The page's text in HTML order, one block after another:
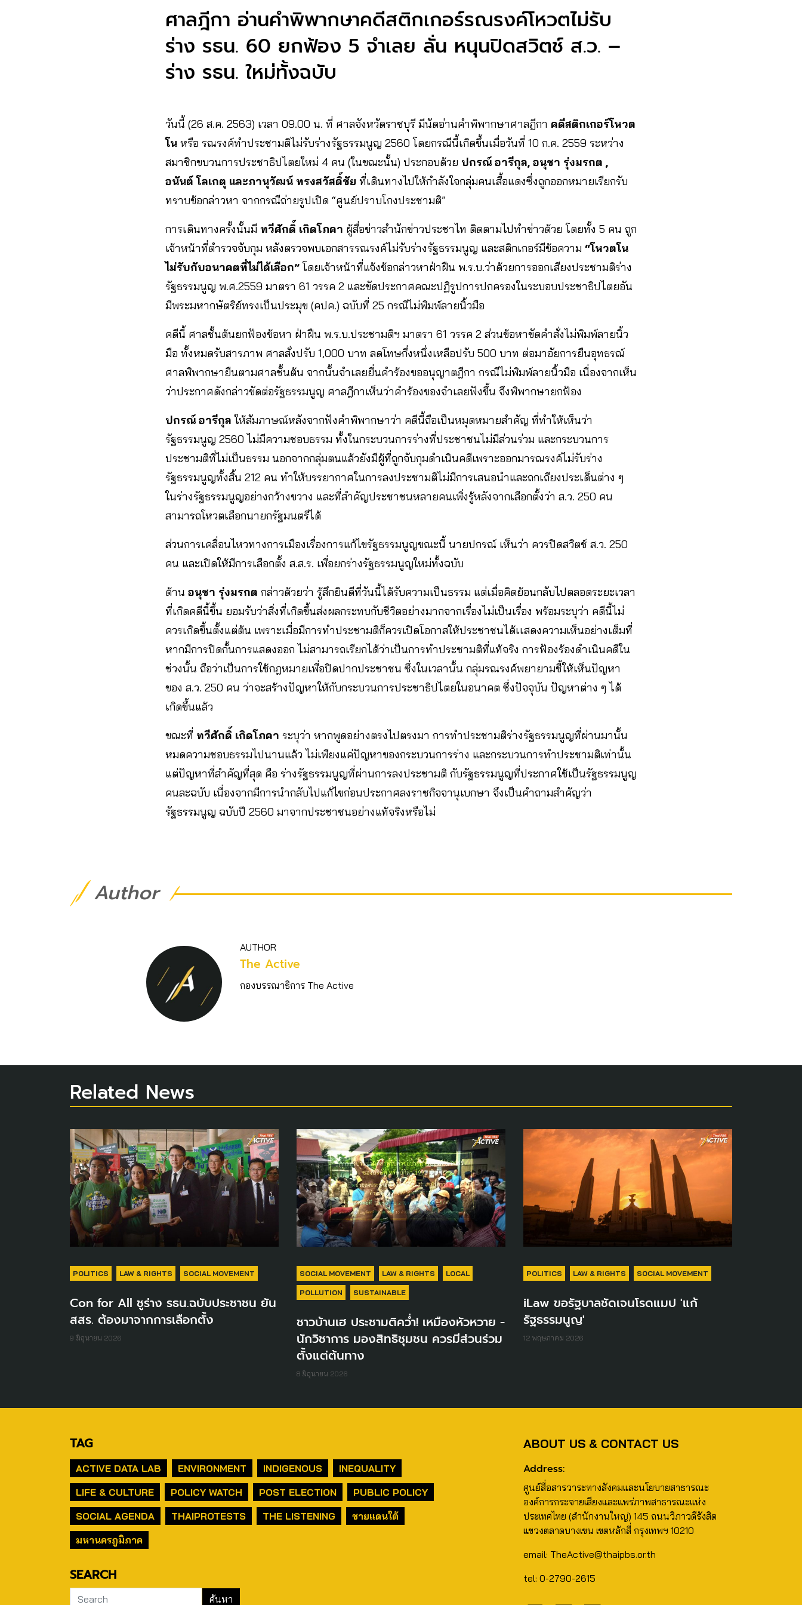
ศาลฎีกา อ่านคำพิพากษาคดีสติกเกอร์รณรงค์โหวตไม่รับ
ร่าง รธน. 60 ยกฟ้อง 5 จำเลย ลั่น หนุนปิดสวิตช์ ส.ว. –
ร่าง รธน. ใหม่ทั้งฉบับ
วันนี้ (26 ส.ค. 2563) เวลา 09.00 น. ที่ ศาลจังหวัดราชบุรี มีนัดอ่านคำพิพากษาศาลฎีกา คดีสติกเกอร์โหวต
โน หรือ รณรงค์ทำประชามติไม่รับร่างรัฐธรรมนูญ 2560 โดยกรณีนี้เกิดขึ้นเมื่อวันที่ 10 ก.ค. 2559 ระหว่าง
สมาชิกขบวนการประชาธิปไตยใหม่ 4 คน (ในขณะนั้น) ประกอบด้วย ปกรณ์ อารีกุล, อนุชา รุ่งมรกต ,
อนันต์ โลเกตุ และภานุวัฒน์ ทรงสวัสดิ์ชัย ที่เดินทางไปให้กำลังใจกลุ่มคนเสื้อแดงซึ่งถูกออกหมายเรียกรับ
ทราบข้อกล่าวหา จากกรณีถ่ายรูปเปิด “ศูนย์ปราบโกงประชามติ”
การเดินทางครั้งนั้นมี ทวีศักดิ์ เกิดโภคา ผู้สื่อข่าวสำนักข่าวประชาไท ติดตามไปทำข่าวด้วย โดยทั้ง 5 คน ถูก
เจ้าหน้าที่ตำรวจจับกุม หลังตรวจพบเอกสารรณรงค์ไม่รับร่างรัฐธรรมนูญ และสติกเกอร์มีข้อความ “โหวตโน
ไม่รับกับอนาคตที่ไม่ได้เลือก”โดยเจ้าหน้าที่แจ้งข้อกล่าวหาฝ่าฝืน พ.ร.บ.ว่าด้วยการออกเสียงประชามติร่าง
รัฐธรรมนูญ พ.ศ.2559 มาตรา 61 วรรค 2 และขัดประกาศคณะปฏิรูปการปกครองในระบอบประชาธิปไตยอัน
มีพระมหากษัตริย์ทรงเป็นประมุข (คปค.) ฉบับที่ 25 กรณีไม่พิมพ์ลายนิ้วมือ
คดีนี้ ศาลชั้นต้นยกฟ้องข้อหา ฝ่าฝืน พ.ร.บ.ประชามติฯ มาตรา 61 วรรค 2 ส่วนข้อหาขัดคำสั่งไม่พิมพ์ลายนิ้ว
มือ ทั้งหมดรับสารภาพ ศาลสั่งปรับ 1,000 บาท ลดโทษกึ่งหนึ่งเหลือปรับ 500 บาท ต่อมาอัยการยืนอุทธรณ์
ศาลพิพากษายืนตามศาลชั้นต้น จากนั้นจำเลยยื่นคำร้องขออนุญาตฎีกา กรณีไม่พิมพ์ลายนิ้วมือ เนื่องจากเห็น
ว่าประกาศดังกล่าวขัดต่อรัฐธรรมนูญ ศาลฎีกาเห็นว่าคำร้องของจำเลยฟังขึ้น จึงพิพากษายกฟ้อง
ปกรณ์ อารีกุล ให้สัมภาษณ์หลังจากฟังคำพิพากษาว่า คดีนี้ถือเป็นหมุดหมายสำคัญ ที่ทำให้เห็นว่า
รัฐธรรมนูญ 2560 ไม่มีความชอบธรรม ทั้งในกระบวนการร่างที่ประชาชนไม่มีส่วนร่วม และกระบวนการ
ประชามติที่ไม่เป็นธรรม นอกจากกลุ่มตนแล้วยังมีผู้ที่ถูกจับกุมดำเนินคดีเพราะออกมารณรงค์ไม่รับร่าง
รัฐธรรมนูญทั้งสิ้น 212 คน ทำให้บรรยากาศในการลงประชามติไม่มีการเสนอนำและถกเถียงประเด็นต่าง ๆ
ในร่างรัฐธรรมนูญอย่างกว้างขวาง และที่สำคัญประชาชนหลายคนเพิ่งรู้หลังจากเลือกตั้งว่า ส.ว. 250 คน
สามารถโหวตเลือกนายกรัฐมนตรีได้
ส่วนการเคลื่อนไหวทางการเมืองเรื่องการแก้ไขรัฐธรรมนูญขณะนี้ นายปกรณ์ เห็นว่า ควรปิดสวิตช์ ส.ว. 250
คน และเปิดให้มีการเลือกตั้ง ส.ส.ร. เพื่อยกร่างรัฐธรรมนูญใหม่ทั้งฉบับ
ด้าน อนุชา รุ่งมรกต กล่าวด้วยว่า รู้สึกยินดีที่วันนี้ได้รับความเป็นธรรม แต่เมื่อคิดย้อนกลับไปตลอดระยะเวลา
ที่เกิดคดีนี้ขึ้น ยอมรับว่าสิ่งที่เกิดขึ้นส่งผลกระทบกับชีวิตอย่างมากจากเรื่องไม่เป็นเรื่อง พร้อมระบุว่า คดีนี้ไม่
ควรเกิดขึ้นตั้งแต่ต้น เพราะเมื่อมีการทำประชามติก็ควรเปิดโอกาสให้ประชาชนได้เเสดงความเห็นอย่างเต็มที่
หากมีการปิดกั้นการแสดงออก ไม่สามารถเรียกได้ว่าเป็นการทำประชามติที่แท้จริง การฟ้องร้องดำเนินคดีใน
ช่วงนั้น ถือว่าเป็นการใช้กฎหมายเพื่อปิดปากประชาชน ซึ่งในเวลานั้น กลุ่มรณรงค์พยายามชี้ให้เห็นปัญหา
ของ ส.ว. 250 คน ว่าจะสร้างปัญหาให้กับกระบวนการประชาธิปไตยในอนาคต ซึ่งปัจจุบัน ปัญหาต่าง ๆ ได้
เกิดขึ้นแล้ว
ขณะที่ ทวีศักดิ์ เกิดโภคา ระบุว่า หากพูดอย่างตรงไปตรงมา การทำประชามติร่างรัฐธรรมนูญที่ผ่านมานั้น
หมดความชอบธรรมไปนานแล้ว ไม่เพียงแค่ปัญหาของกระบวนการร่าง และกระบวนการทำประชามติเท่านั้น
แต่ปัญหาที่สำคัญที่สุด คือ ร่างรัฐธรรมนูญที่ผ่านการลงประชามติ กับรัฐธรรมนูญที่ประกาศใช้เป็นรัฐธรรมนูญ
คนละฉบับ เนื่องจากมีการนำกลับไปแก้ไขก่อนประกาศลงราชกิจจานุเบกษา จึงเป็นคำถามสำคัญว่า
รัฐธรรมนูญ ฉบับปี 2560 มาจากประชาชนอย่างแท้จริงหรือไม่
Author
AUTHOR
The Active
กองบรรณาธิการ The Active
Related News
POLITICS LAW & RIGHTS SOCIAL MOVEMENT
Con for All ชูร่าง รธน.ฉบับประชาชน ยัน
สสร. ต้องมาจากการเลือกตั้ง
9 มิถุนายน 2026
SOCIAL MOVEMENT LAW & RIGHTS LOCAL
POLLUTION SUSTAINABLE
ชาวบ้านเฮ ประชามติคว่ำ! เหมืองหัวหวาย -
นักวิชาการ มองสิทธิชุมชน ควรมีส่วนร่วม
ตั้งแต่ต้นทาง
8 มิถุนายน 2026
POLITICS LAW & RIGHTS SOCIAL MOVEMENT
iLaw ขอรัฐบาลชัดเจนโรดแมป 'แก้
รัฐธรรมนูญ'
12 พฤษภาคม 2026
TAG
ACTIVE DATA LAB ENVIRONMENT INDIGENOUS
INEQUALITY
LIFE & CULTURE
POLICY WATCH POST ELECTION
PUBLIC POLICY
SOCIAL AGENDA
THAIPROTESTS THE LISTENING
ชายแดนใต้
มหานครภูมิภาค
SEARCH
ABOUT US & CONTACT US
Address:
ศูนย์สื่อสารวาระทางสังคมและนโยบายสาธารณะ
องค์การกระจายเสียงและแพร่ภาพสาธารณะแห่ง
ประเทศไทย (สำนักงานใหญ่) 145 ถนนวิภาวดีรังสิต
แขวงตลาดบางเขน เขตหลักสี่ กรุงเทพฯ 10210
email: TheActive@thaipbs.or.th
tel: 0-2790-2615